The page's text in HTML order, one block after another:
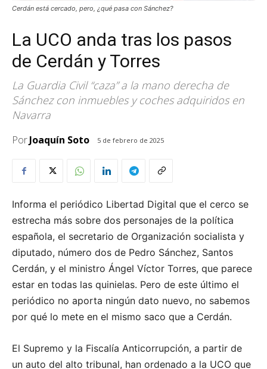
Cerdán está cercado, pero, ¿qué pasa con Sánchez?
La UCO anda tras los pasos
de Cerdán y Torres
La Guardia Civil “caza” a la mano derecha de
Sánchez con inmuebles y coches adquiridos en
Navarra
PorJoaquín Soto 5 de febrero de 2025
Informa el periódico Libertad Digital que el cerco se
estrecha más sobre dos personajes de la política
española, el secretario de Organización socialista y
diputado, número dos de Pedro Sánchez, Santos
Cerdán, y el ministro Ángel Víctor Torres, que parece
estar en todas las quinielas. Pero de este último el
periódico no aporta ningún dato nuevo, no sabemos
por qué lo mete en el mismo saco que a Cerdán.
El Supremo y la Fiscalía Anticorrupción, a partir de
un auto del alto tribunal, han ordenado a la UCO que